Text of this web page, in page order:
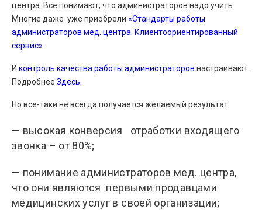
центра. Все понимают, что администраторов надо учить.
Многие даже уже приобрели «Стандарты работы
администраторов мед. центра. Клиентоориентированный
сервис»
И контроль качества работы администраторов настраивают.
Подробнее Здесь.
Но все-таки не всегда получается желаемый результат:
— высокая конверсия отработки входящего
звонка – от 80%;
— понимание администраторов мед. центра,
что они являются первыми продавцами
медицинских услуг в своей организации;